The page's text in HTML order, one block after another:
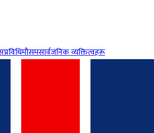
प्रविधिमौसमसार्वजनिक व्यक्तित्वहरू